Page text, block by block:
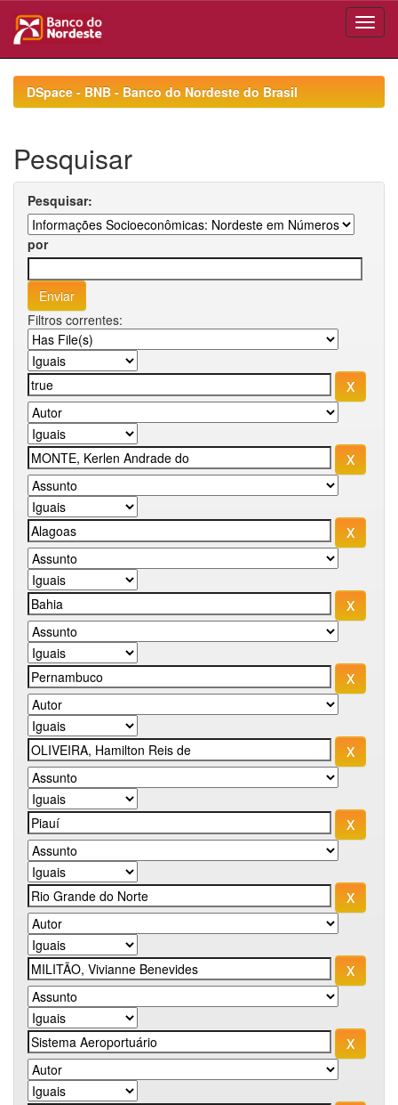
navigationDSpace - BNB - Banco do Nordeste do Brasil
Pesquisar
Pesquisar:
por
Filtros correntes: